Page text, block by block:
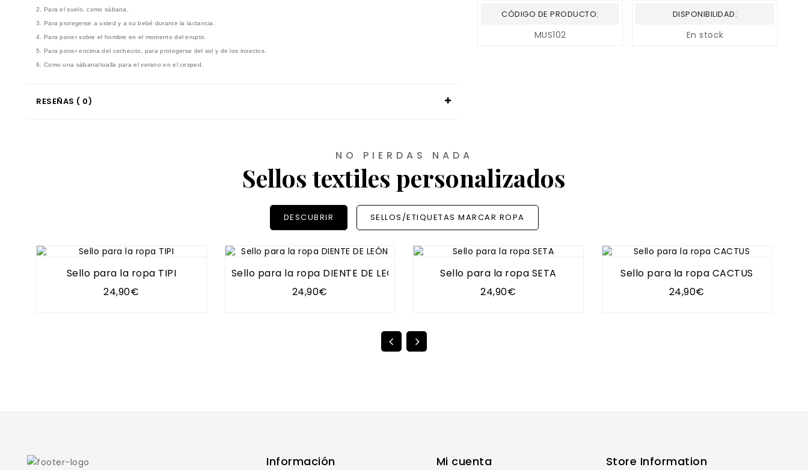
2. Para el suelo, como sábana.
3. Para protegerse a usted y a su bebé durante la lactancia.
4. Para poner sobre el hombre en el momento del erupto.
5. Para poner encima del cochecito, para protegerse del sol y de los insectos.
6. Como una sábana/toalla para el verano en el cesped.
RESEÑAS ( 0)
CÓDIGO DE PRODUCTO:
MUS102
DISPONIBILIDAD:
En stock
NO PIERDAS NADA
Sellos textiles personalizados
DESCUBRIR SELLOS/ETIQUETAS MARCAR ROPA
Sello para la ropa TIPI
24,90€
Sello para la ropa DIENTE DE LEÓN
24,90€
Sello para la ropa SETA
24,90€
Sello para la ropa CACTUS
24,90€
Información Mi cuenta Store Information